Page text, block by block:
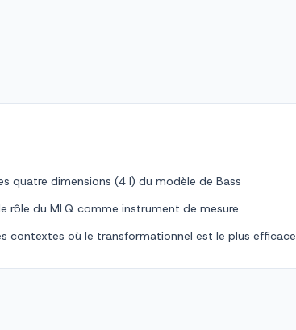
quatre dimensions (4 I) du modèle de Bass
rôle du MLQ comme instrument de mesure
contextes où le transformationnel est le plus efficace